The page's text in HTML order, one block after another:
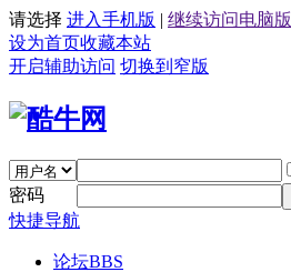
请选择 进入手机版 | 继续访问电脑版
设为首页收藏本站
开启辅助访问 切换到窄版
密码
快捷导航
论坛BBS